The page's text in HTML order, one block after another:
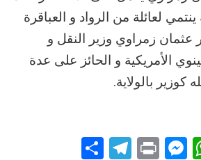
لعائلة من الرواد و العباقرة
عثمان زمراوي وزير النقل و
الأمريكية و الحائز على عدة
كوزير بالولاية.
WhatsApp
Messenger
Print
Telegram